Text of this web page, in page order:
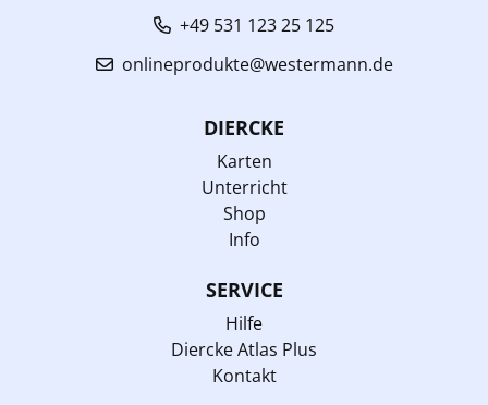
+49 531 123 25 125
onlineprodukte@westermann.de
DIERCKE
Karten
Unterricht
Shop
Info
SERVICE
Hilfe
Diercke Atlas Plus
Kontakt